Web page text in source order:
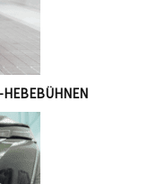
HEBEBÜHNEN